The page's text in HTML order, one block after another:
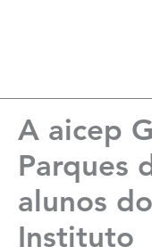
A aicep
Parques
alunos do
Instituto